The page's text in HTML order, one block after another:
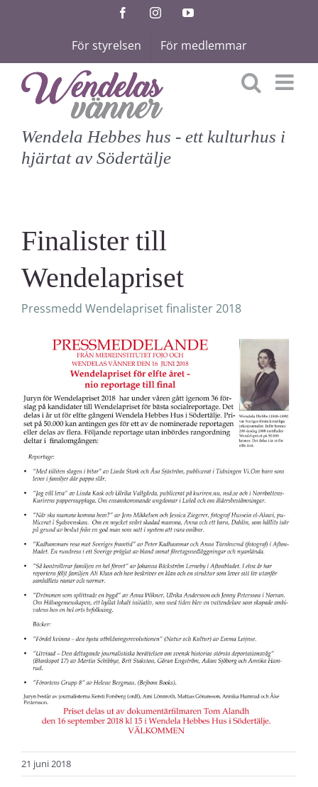
FacebookInstagramYouTube
För styrelsen För medlemmar
Wendela Hebbes hus - ett kulturhus i
hjärtat av Södertälje
Finalister till
Wendelapriset
Pressmedd Wendelapriset finalister 2018
21 juni 2018